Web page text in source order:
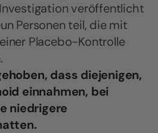
veröffentlicht
Personen teil, die mit
Placebo-Kontrolle
dass diejenigen,
einnahmen, bei
niedrigere